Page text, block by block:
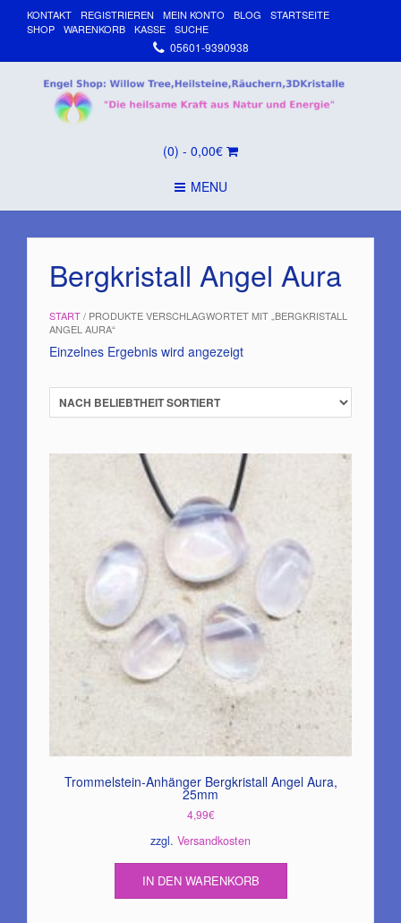
KONTAKT REGISTRIEREN MEIN KONTO BLOG
STARTSEITE
SHOP
WARENKORB KASSE SUCHE
05601-9390938
(0) - 0,00€
MENU
START/ PRODUKTE VERSCHLAGWORTET MIT „BERGKRISTALL
ANGEL AURA“
Bergkristall Angel Aura
Einzelnes Ergebnis wird angezeigt
Trommelstein-Anhänger Bergkristall Angel Aura,
25mm
4,99€
zzgl. Versandkosten
IN DEN WARENKORB